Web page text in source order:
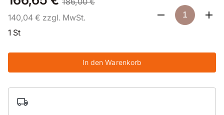
140,04 € zzgl. MwSt.
1 St
In den Warenkorb